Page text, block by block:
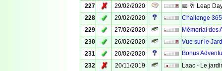
227
✗ 29/02/2020
📅 🥂 Leap
228
✓ 29/02/2020
Challenge
229
✓ 27/02/2020
Mémorial des
230
✓ 26/02/2020
Vue sur le
231
✓ 20/02/2020
Bonus
232
✗ 20/11/2019
Laac - Le